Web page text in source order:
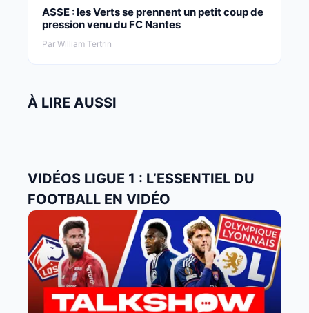
ASSE : les Verts se prennent un petit coup de
pression venu du FC Nantes
Par William Tertrin
À LIRE AUSSI
VIDÉOS LIGUE 1 : L’ESSENTIEL DU
FOOTBALL EN VIDÉO